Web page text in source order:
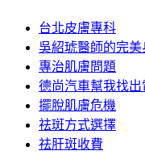
台北皮膚專科
吳紹琥醫師的完
專治肌膚問題
德尚汽車幫我找出
擺脫肌膚危機
祛斑方式選擇
祛肝斑收費